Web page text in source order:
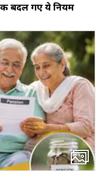
बदल गए ये नियम